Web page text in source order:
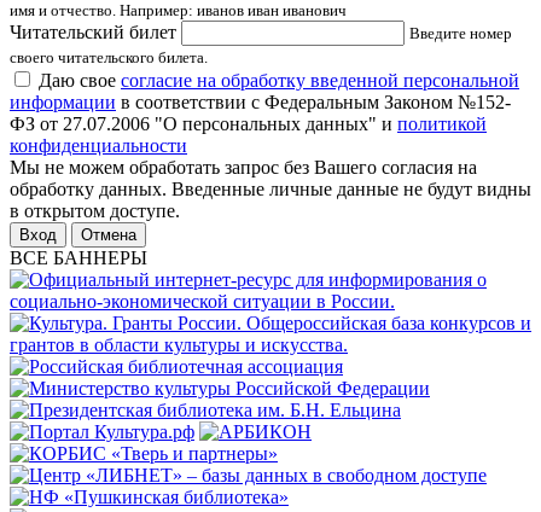
имя и отчество. Например: иванов иван иванович
Читательский билет
Введите номер
своего читательского билета.
Даю свое согласие на обработку введенной персональной
информации в соответствии с Федеральным Законом №152-
ФЗ от 27.07.2006 "О персональных данных" и политикой
конфиденциальности
Мы не можем обработать запрос без Вашего согласия на
обработку данных. Введенные личные данные не будут видны
в открытом доступе.
Отмена
ВСЕ БАННЕРЫ